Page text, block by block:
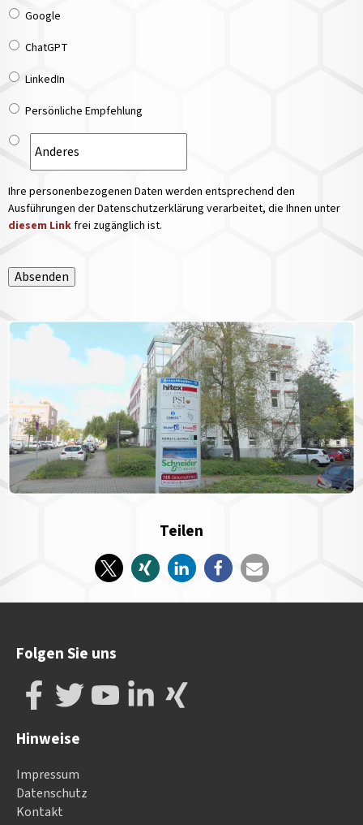
Google
ChatGPT
LinkedIn
Persönliche Empfehlung
Ihre personenbezogenen Daten werden entsprechend den
Ausführungen der Datenschutzerklärung verarbeitet, die Ihnen unter
diesem Linkfrei zugänglich ist.
Absenden
Teilen
Folgen Sie uns
Hinweise
Impressum
Datenschutz
Kontakt